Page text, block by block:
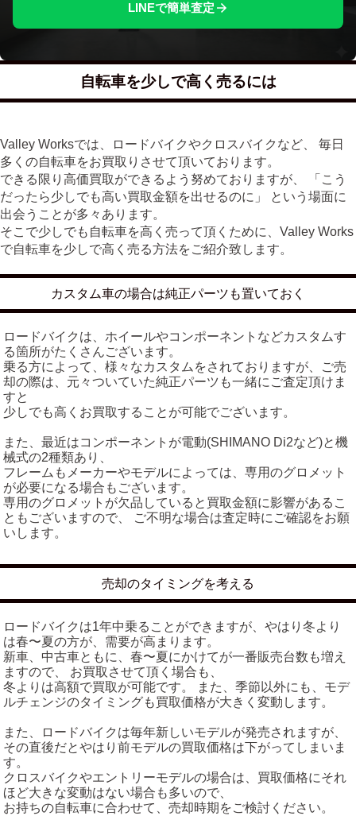
LINEで簡単査定
自転車を少しで高く売るには
Valley Worksでは、ロードバイクやクロスバイクなど、 毎日
多くの自転車をお買取りさせて頂いております。
できる限り高価買取ができるよう努めておりますが、 「こう
だったら少しでも高い買取金額を出せるのに」 という場面に
出会うことが多々あります。
そこで少しでも自転車を高く売って頂くために、Valley Works
で自転車を少しで高く売る方法をご紹介致します。
カスタム車の場合は純正パーツも置いておく
ロードバイクは、ホイールやコンポーネントなどカスタムす
る箇所がたくさんございます。
乗る方によって、様々なカスタムをされておりますが、ご売
却の際は、元々ついていた純正パーツも一緒にご査定頂けま
すと
少しでも高くお買取することが可能でございます。
また、最近はコンポーネントが電動(SHIMANO Di2など)と機
械式の2種類あり、
フレームもメーカーやモデルによっては、専用のグロメット
が必要になる場合もございます。
専用のグロメットが欠品していると買取金額に影響があるこ
ともございますので、 ご不明な場合は査定時にご確認をお願
いします。
売却のタイミングを考える
ロードバイクは1年中乗ることができますが、やはり冬より
は春〜夏の方が、需要が高まります。
新車、中古車ともに、春〜夏にかけてが一番販売台数も増え
ますので、 お買取させて頂く場合も、
冬よりは高額で買取が可能です。 また、季節以外にも、モデ
ルチェンジのタイミングも買取価格が大きく変動します。
また、ロードバイクは毎年新しいモデルが発売されますが、
その直後だとやはり前モデルの買取価格は下がってしまいま
す。
クロスバイクやエントリーモデルの場合は、買取価格にそれ
ほど大きな変動はない場合も多いので、
お持ちの自転車に合わせて、売却時期をご検討ください。